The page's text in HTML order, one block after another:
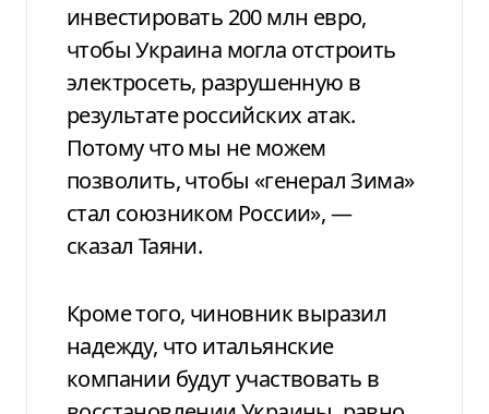
инвестировать 200 млн евро,
чтобы Украина могла отстроить
электросеть, разрушенную в
результате российских атак.
Потому что мы не можем
позволить, чтобы «генерал Зима»
стал союзником России», —
сказал Таяни.
Кроме того, чиновник выразил
надежду, что итальянские
компании будут участвовать в